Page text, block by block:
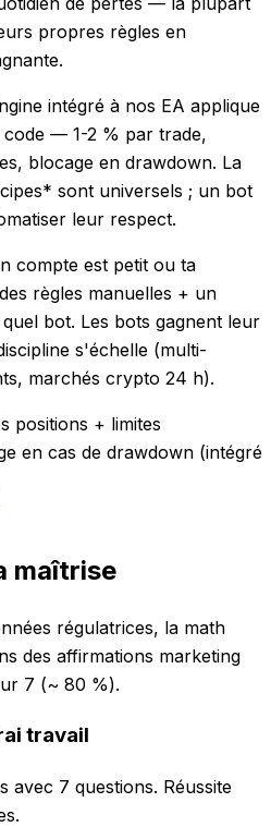
propres règles en
intégré à nos EA applique
code — 1-2 % par trade,
blocage en drawdown. La
sont universels ; un bot
leur respect.
compte est petit ou ta
règles manuelles + un
bot. Les bots gagnent leur
s'échelle (multi-
marchés crypto 24 h).
positions + limites
en cas de drawdown (intégré
maîtrise
régulatrices, la math
des affirmations marketing
7 (~ 80 %).
travail
avec 7 questions. Réussite